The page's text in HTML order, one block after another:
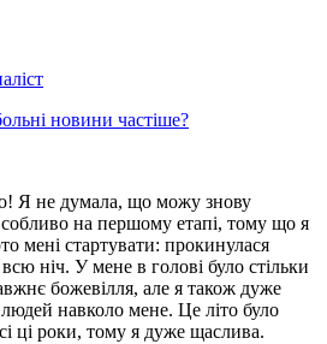
новини частіше?
Я не думала, що можу знову
на першому етапі, тому що я
мені стартувати: прокинулася
ніч. У мене в голові було стільки
божевілля, але я також дуже
навколо мене. Це літо було
ці роки, тому я дуже щаслива.